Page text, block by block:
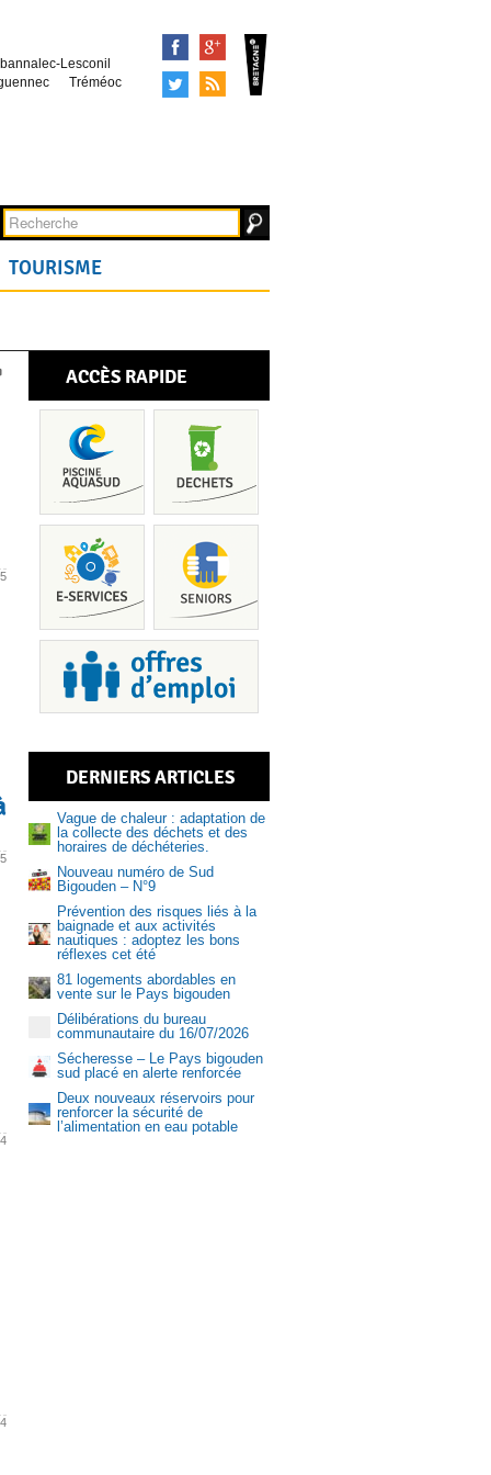
Lesconil
Tréméoc
FacebookGoogle+
TweeterSyndication
TOURISME
ACCÈS RAPIDE
DERNIERS ARTICLES
Vague de chaleur : adaptation de
la collecte des déchets et des
horaires de déchéteries.
Nouveau numéro de Sud
Bigouden – N°9
Prévention des risques liés à la
baignade et aux activités
nautiques : adoptez les bons
réflexes cet été
81 logements abordables en
vente sur le Pays bigouden
Délibérations du bureau
communautaire du 16/07/2026
Sécheresse – Le Pays bigouden
sud placé en alerte renforcée
Deux nouveaux réservoirs pour
renforcer la sécurité de
l’alimentation en eau potable